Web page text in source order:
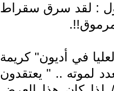
: لقد سرق سقراط
في أديون" كريمة
لموته .. " يعتقدون